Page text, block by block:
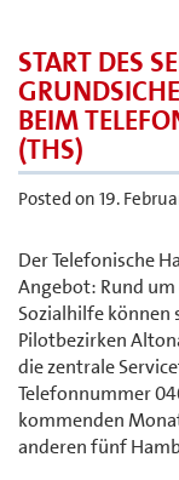
START DES
BEIM
(THS)
Posted on 19.
Der Telefonische
Angebot: Rund
Sozialhilfe können
Pilotbezirken
die zentrale
Telefonnummer
kommenden
anderen fünf